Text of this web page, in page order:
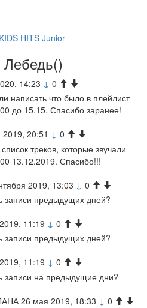
KIDS HITS Junior
)
14:23 ↓ 0
написать что было в плейлист
до 15.15. Спасибо заранее!
2019, 20:51 ↓ 0
треков, которые звучали
13.12.2019. Спасибо!!!
2019, 13:03 ↓ 0
записи предыдущих дней?
11:19 ↓ 0
записи предыдущих дней?
11:19 ↓ 0
записи на предыдущие дни?
26 мая 2019, 18:33 ↓ 0